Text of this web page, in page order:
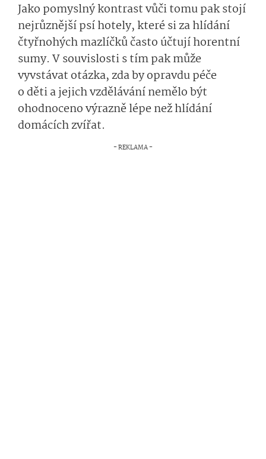
Jako pomyslný kontrast vůči tomu pak stojí
nejrůznější psí hotely, které si za hlídání
čtyřnohých mazlíčků často účtují horentní
sumy. V souvislosti s tím pak může
vyvstávat otázka, zda by opravdu péče
o děti a jejich vzdělávání nemělo být
ohodnoceno výrazně lépe než hlídání
domácích zvířat.